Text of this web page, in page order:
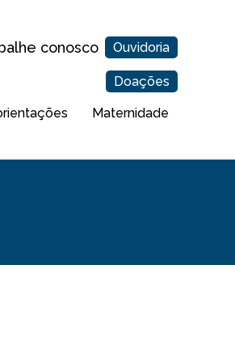
conosco Ouvidoria
Doações
Maternidade